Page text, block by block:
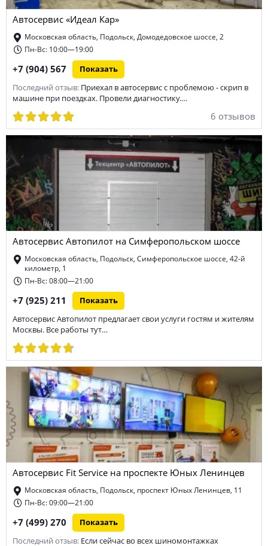
диагностика МКПП сход-развал
ремонт боковых порезов шин
ремонт электронных систем управления автомобиля
техническое обслуживание автомобиля хранение шин
ремонт тормозной системы замена фильтров автомобиля
ремонт генератора автомобиля ремонт стартера
замена масла в двигателе ремонт Mercedes-benz
ремонт КПП химчистка салона
ремонт электрооборудования
ремонт автоэлектроники диагностика ходовой
Автосервис «Идеал Кар»
Московская область, Подольск, Домодедовское шоссе, 2
Пн-Вс: 10:00—19:00
+7 (904) 567 Показать
Последний отзыв: Приехал в автосервис с проблемою - скрип в
машине при поездках. Провели диагностику.…
6 отзывов
Автосервис Автопилот на Симферопольском шоссе
Московская область, Подольск, Симферопольское шоссе, 42-й
километр, 1
Пн-Вс: 08:00—21:00
+7 (925) 211 Показать
Автосервис Автопилот предлагает свои услуги гостям и жителям
Москвы. Все работы тут…
Автосервис Fit Service на проспекте Юных Ленинцев
Московская область, Подольск, проспект Юных Ленинцев, 11
Пн-Вс: 09:00—21:00
+7 (499) 270 Показать
Последний отзыв: Если сейчас во всех шиномонтажках